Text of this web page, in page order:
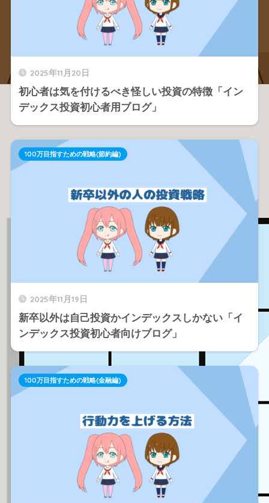
2025年11月20日
初心者は気を付けるべき怪しい投資の特徴「イン
デックス投資初心者用ブログ」
2025年11月19日
新卒以外は自己投資かインデックスしかない「イ
ンデックス投資初心者向けブログ」
100万目指すための戦略(節約編)
100万目指すための戦略(金融編)